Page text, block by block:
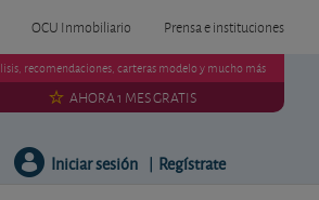
OCU Inmobiliario Prensa e instituciones
recomendaciones, carteras modelo y mucho más
AHORA 1 MES GRATIS
Iniciar sesión | Regístrate